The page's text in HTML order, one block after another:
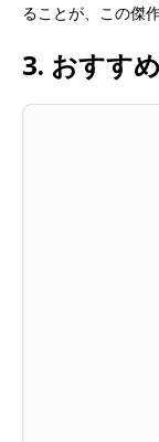
ることが、この傑
3. おすす